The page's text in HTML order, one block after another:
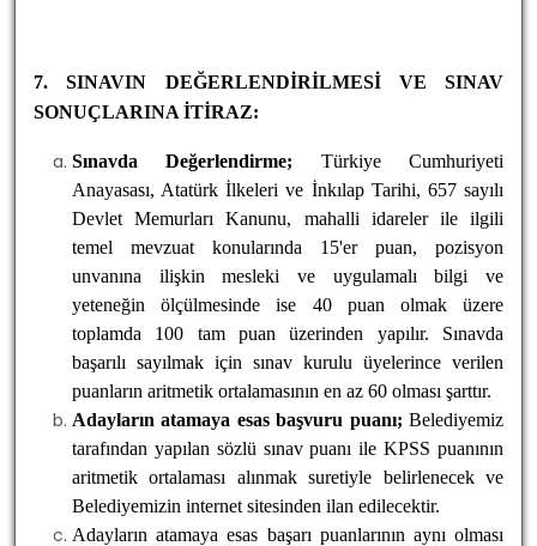
7. SINAVIN DEĞERLENDİRİLMESİ VE SINAV
SONUÇLARINA İTİRAZ:
Sınavda Değerlendirme; Türkiye Cumhuriyeti
Anayasası, Atatürk İlkeleri ve İnkılap Tarihi, 657 sayılı
Devlet Memurları Kanunu, mahalli idareler ile ilgili
temel mevzuat konularında 15'er puan, pozisyon
unvanına ilişkin mesleki ve uygulamalı bilgi ve
yeteneğin ölçülmesinde ise 40 puan olmak üzere
toplamda 100 tam puan üzerinden yapılır. Sınavda
başarılı sayılmak için sınav kurulu üyelerince verilen
puanların aritmetik ortalamasının en az 60 olması şarttır.
Adayların atamaya esas başvuru puanı; Belediyemiz
tarafından yapılan sözlü sınav puanı ile KPSS puanının
aritmetik ortalaması alınmak suretiyle belirlenecek ve
Belediyemizin internet sitesinden ilan edilecektir.
Adayların atamaya esas başarı puanlarının aynı olması